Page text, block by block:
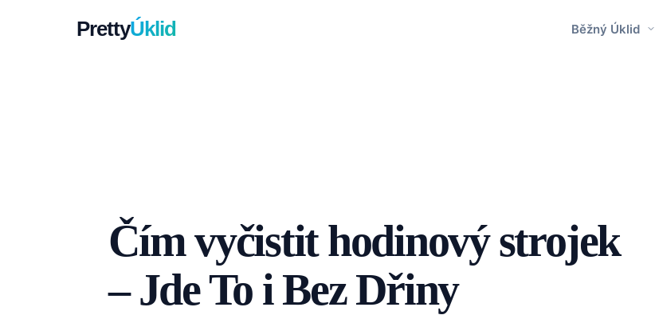
PrettyÚklid Běžný Úklid
Čím vyčistit hodinový strojek
– Jde To i Bez Dřiny